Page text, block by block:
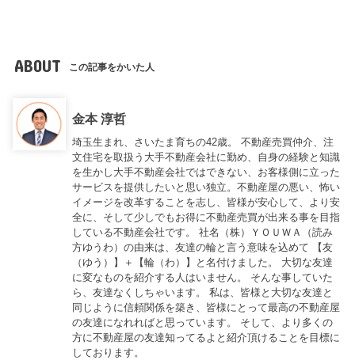
ABOUT この記事をかいた人
金本 淳哲
埼玉生まれ、さいたま育ちの42歳。 不動産売買仲介、注
文住宅を取扱う大手不動産会社に勤め、自身の経験と知識
を生かし大手不動産会社ではできない、お客様側に立った
サービスを提供したいと思い独立。不動産屋の悪い、怖い
イメージを改革することを志し、皆様が安心して、より安
全に、そして少しでもお得に不動産売買が出来る事を目指
している不動産会社です。 社名（株）ＹＯＵＷＡ（読み
方ゆうわ）の由来は、友達の輪と言う意味を込めて 【友
（ゆう）】＋【輪（わ）】と名付けました。 大切な友達
に変なものを紹介する人はいません。 そんな事していた
ら、友達なくしちゃいます。 私は、皆様と大切な友達と
同じように信頼関係を築き、皆様にとって最高の不動産屋
の友達になれればと思っています。 そして、より多くの
方に不動産屋の友達知ってるよと紹介頂けることを目標に
しております。